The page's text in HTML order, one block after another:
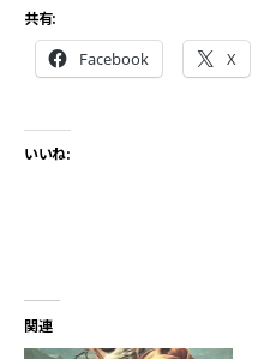
共有:
Facebook X
いいね:
関連